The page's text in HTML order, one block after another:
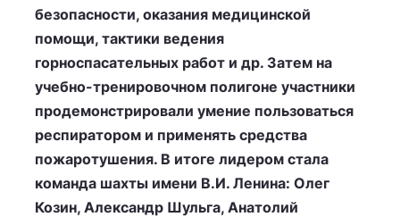
безопасности, оказания медицинской
помощи, тактики ведения
горноспасательных работ и др. Затем на
учебно-тренировочном полигоне участники
продемонстрировали умение пользоваться
респиратором и применять средства
пожаротушения. В итоге лидером стала
команда шахты имени В.И. Ленина: Олег
Козин, Александр Шульга, Анатолий